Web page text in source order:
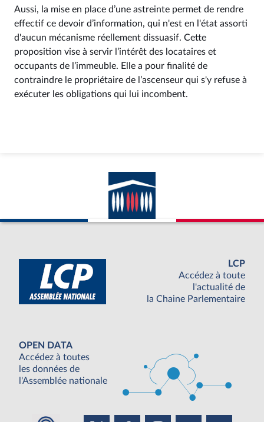
Aussi, la mise en place d’une astreinte permet de rendre
effectif ce devoir d’information, qui n'est en l'état assorti
d'aucun mécanisme réellement dissuasif. Cette
proposition vise à servir l’intérêt des locataires et
occupants de l’immeuble. Elle a pour finalité de
contraindre le propriétaire de l’ascenseur qui s'y refuse à
exécuter les obligations qui lui incombent.
LCP
Accédez à toute
l'actualité de
la Chaine Parlementaire
OPEN DATA
Accédez à toutes
les données de
l'Assemblée nationale